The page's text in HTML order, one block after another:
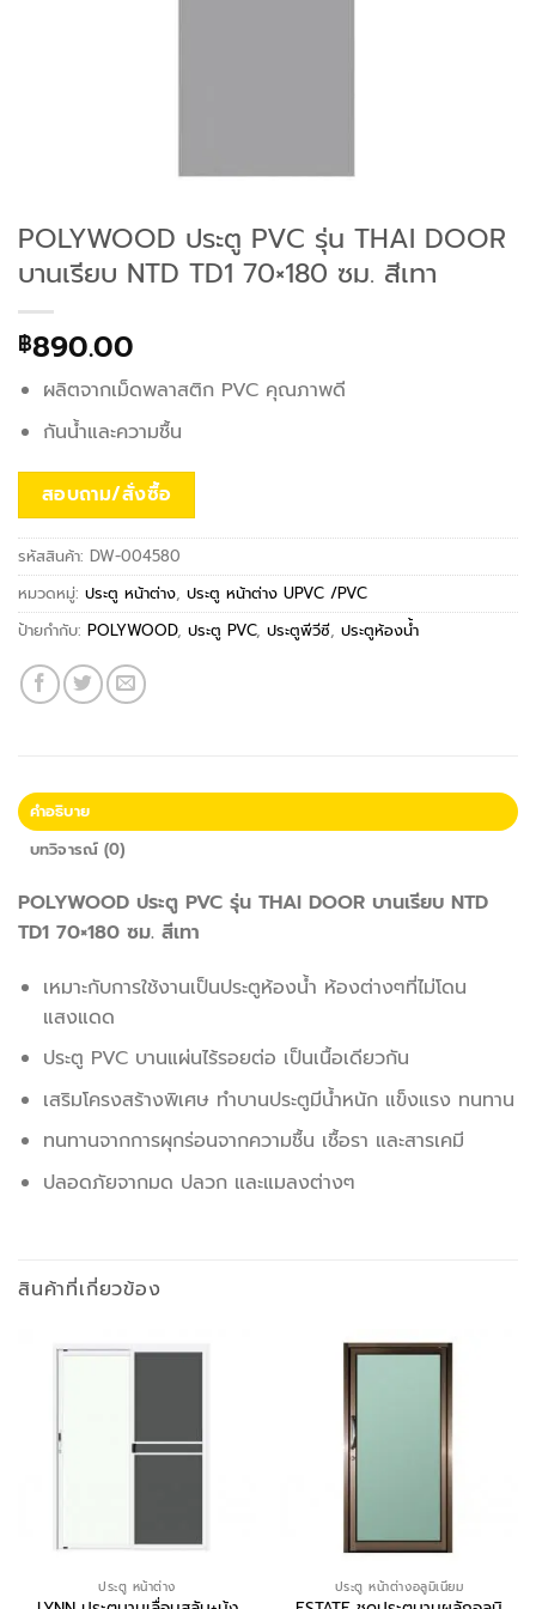
POLYWOOD ประตู PVC รุ่น THAI DOOR
บานเรียบ NTD TD1 70×180 ซม. สีเทา
฿890.00
ผลิตจากเม็ดพลาสติก PVC คุณภาพดี
กันน้ำและความชื้น
สอบถาม/สั่งซื้อ
รหัสสินค้า: DW-004580
หมวดหมู่: ประตู หน้าต่าง, ประตู หน้าต่าง UPVC /PVC
ป้ายกำกับ: POLYWOOD, ประตู PVC, ประตูพีวีซี, ประตูห้องน้ำ
คำอธิบาย
บทวิจารณ์ (0)
POLYWOOD ประตู PVC รุ่น THAI DOOR บานเรียบ NTD
TD1 70×180 ซม. สีเทา
เหมาะกับการใช้งานเป็นประตูห้องน้ำ ห้องต่างๆที่ไม่โดน
แสงแดด
ประตู PVC บานแผ่นไร้รอยต่อ เป็นเนื้อเดียวกัน
เสริมโครงสร้างพิเศษ ทำบานประตูมีน้ำหนัก แข็งแรง ทนทาน
ทนทานจากการผุกร่อนจากความชื้น เชื้อรา และสารเคมี
ปลอดภัยจากมด ปลวก และแมลงต่างๆ
สินค้าที่เกี่ยวข้อง
ประตู หน้าต่าง ประตู หน้าต่างอลูมิเนียม